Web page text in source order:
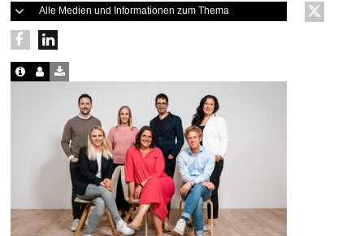
Alle Medien und Informationen zum Thema